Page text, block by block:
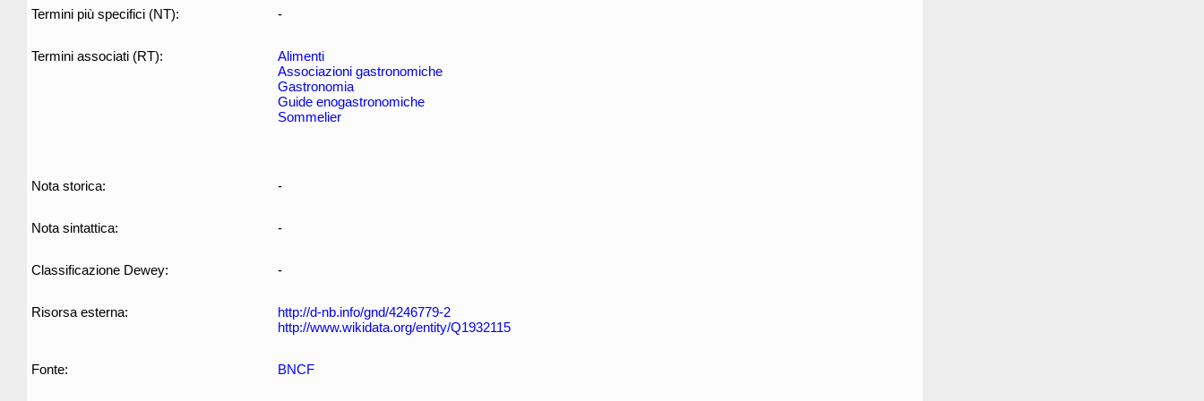
Termini più specifici (NT): -
Termini associati (RT):
Alimenti
Associazioni gastronomiche
Gastronomia
Guide enogastronomiche
Sommelier
Nota storica: -
Nota sintattica: -
Classificazione Dewey: -
Risorsa esterna:
http://d-nb.info/gnd/4246779-2
http://www.wikidata.org/entity/Q1932115
Fonte: BNCF